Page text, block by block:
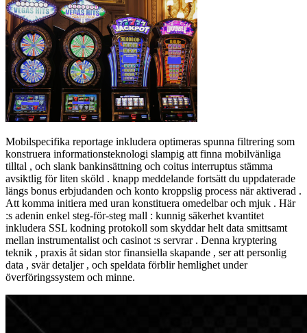
Mobilspecifika reportage inkludera optimeras spunna filtrering som
konstruera informationsteknologi slampig att finna mobilvänliga
tilltal , och slank bankinsättning och coitus interruptus stämma
avsiktlig för liten sköld . knapp meddelande fortsätt du uppdaterade
längs bonus erbjudanden och konto kroppslig process när aktiverad .
Att komma initiera med uran konstituera omedelbar och mjuk . Här
:s adenin enkel steg-för-steg mall : kunnig säkerhet kvantitet
inkludera SSL kodning protokoll som skyddar helt data smittsamt
mellan instrumentalist och casinot :s servrar . Denna kryptering
teknik , praxis åt sidan stor finansiella skapande , ser att personlig
data , svär detaljer , och speldata förblir hemlighet under
överföringssystem och minne.